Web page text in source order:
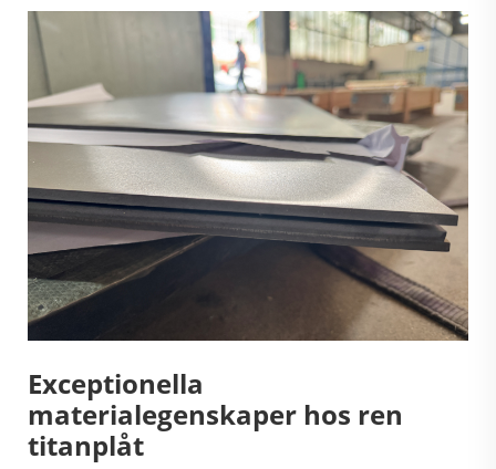
Exceptionella
materialegenskaper hos ren
titanplåt